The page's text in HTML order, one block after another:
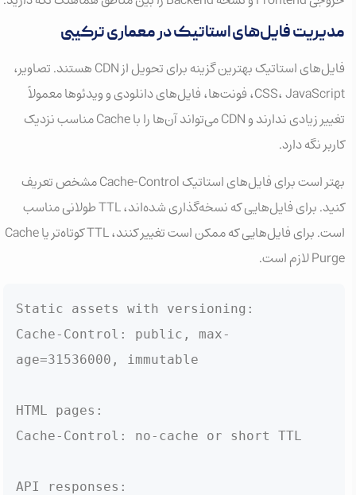
مدیریت فایل‌های استاتیک در معماری ترکیبی
فایل‌های استاتیک بهترین گزینه برای تحویل از CDN هستند. تصاویر،
CSS، JavaScript، فونت‌ها، فایل‌های دانلودی و ویدئوها معمولاً
تغییر زیادی ندارند و CDN می‌تواند آن‌ها را با Cache مناسب نزدیک
کاربر نگه دارد.
بهتر است برای فایل‌های استاتیک Cache-Control مشخص تعریف
کنید. برای فایل‌هایی که نسخه‌گذاری شده‌اند، TTL طولانی مناسب
است. برای فایل‌هایی که ممکن است تغییر کنند، TTL کوتاه‌تر یا Cache
Purge لازم است.
Static assets with versioning:
Cache-Control: public, max-
age=31536000, immutable
HTML pages:
Cache-Control: no-cache or short TTL
API responses: